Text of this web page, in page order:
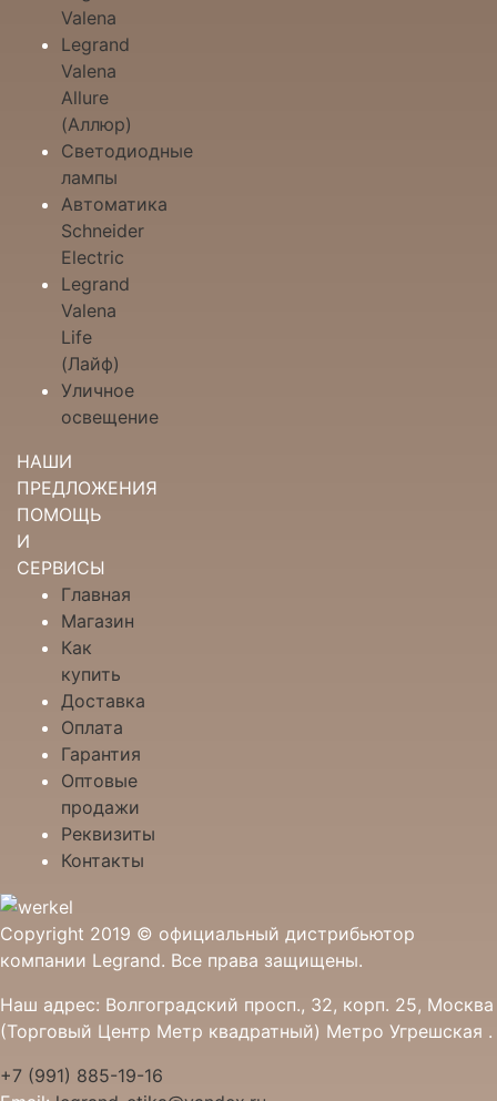
Valena
Legrand
Valena
Allure
(Аллюр)
Светодиодные
лампы
Автоматика
Schneider
Electric
Legrand
Valena
Life
(Лайф)
Уличное
освещение
НАШИ
ПРЕДЛОЖЕНИЯ
ПОМОЩЬ
И
СЕРВИСЫ
Главная
Магазин
Как
купить
Доставка
Оплата
Гарантия
Оптовые
продажи
Реквизиты
Контакты
Copyright 2019 © официальный дистрибьютор
компании Legrand. Все права защищены.
Наш адрес: Волгоградский просп., 32, корп. 25, Москва
(Торговый Центр Метр квадратный) Метро Угрешская .
+7 (991) 885-19-16